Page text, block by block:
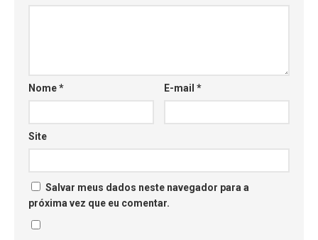
Nome* E-mail*
Site
Salvar meus dados neste navegador para a
próxima vez que eu comentar.